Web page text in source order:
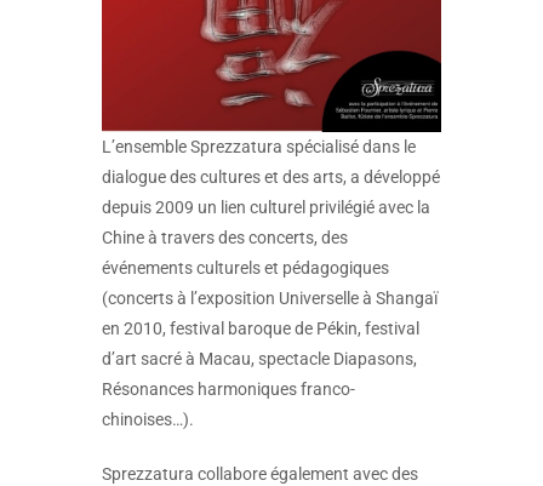
L’ensemble Sprezzatura spécialisé dans le
dialogue des cultures et des arts, a développé
depuis 2009 un lien culturel privilégié avec la
Chine à travers des concerts, des
événements culturels et pédagogiques
(concerts à l’exposition Universelle à Shangaï
en 2010, festival baroque de Pékin, festival
d’art sacré à Macau, spectacle Diapasons,
Résonances harmoniques franco-
chinoises…).
Sprezzatura collabore également avec des